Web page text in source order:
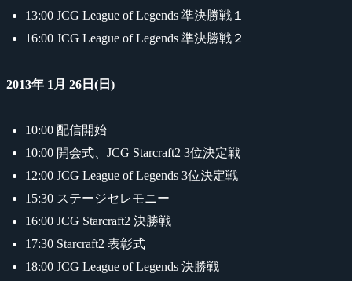
13:00 JCG League of Legends 準決勝戦１
16:00 JCG League of Legends 準決勝戦２
2013年 1月 26日(日)
10:00 配信開始
10:00 開会式、JCG Starcraft2 3位決定戦
12:00 JCG League of Legends 3位決定戦
15:30 ステージセレモニー
16:00 JCG Starcraft2 決勝戦
17:30 Starcraft2 表彰式
18:00 JCG League of Legends 決勝戦